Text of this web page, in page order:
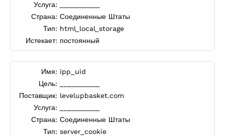
Услуга:
Страна: Соединенные Штаты
Тип: html_local_storage
Истекает: постоянный
Имя: ipp_uid
Цель:
Поставщик: levelupbasket.com
Услуга:
Страна: Соединенные Штаты
Тип: server_cookie